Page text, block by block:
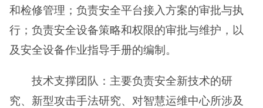
和检修管理；负责安全平台接入方案的审批与执
行；负责安全设备策略和权限的审批与维护，以
及安全设备作业指导手册的编制。
技术支撑团队：主要负责安全新技术的研
究、新型攻击手法研究、对智慧运维中心所涉及